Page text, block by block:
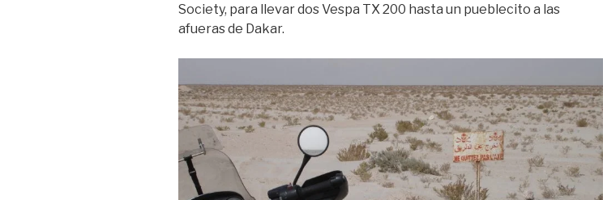
Society, para llevar dos Vespa TX 200 hasta un pueblecito a las
afueras de Dakar.